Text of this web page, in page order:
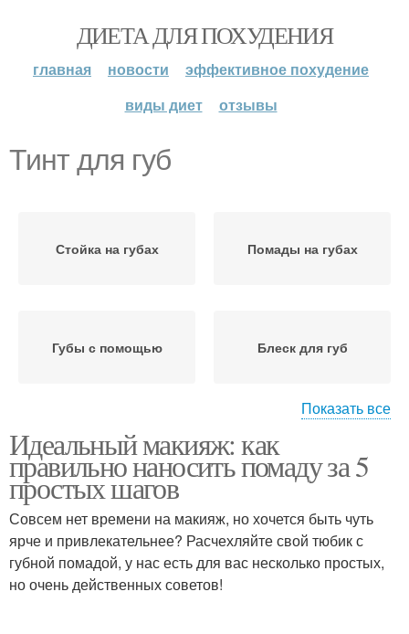
ДИЕТА ДЛЯ ПОХУДЕНИЯ
главная новости
эффективное похудение
виды диет
отзывы
Тинт для губ
Стойка на губах Помады на губах
Губы с помощью Блеск для губ
Губы в течение
Показать все
Идеальный макияж: как
правильно наносить помаду за 5
простых шагов
Совсем нет времени на макияж, но хочется быть чуть
ярче и привлекательнее? Расчехляйте свой тюбик с
губной помадой, у нас есть для вас несколько простых,
но очень действенных советов!